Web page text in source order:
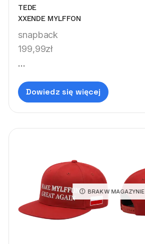
TEDE
XXENDE MYLFFON
snapback
199,99zł
...
Dowiedz się więcej
BRAK W MAGAZYNIE